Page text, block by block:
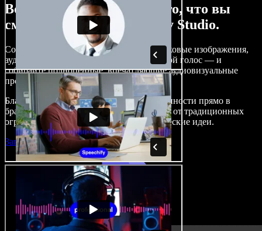
Вот лишь малая часть того, что вы
сможете делать с Speechify Studio.
Создавайте озвучивание, добавляйте стоковые изображения,
аудио и видео без роялти, клонируйте свой голос — и
собирайте полноценные, впечатляющие аудиовизуальные
проекты.
Благодаря низкому порогу входа и доступности прямо в
браузере создатели контента избавляются от традиционных
ограничений и воплощают любые творческие идеи.
Запустить Studio